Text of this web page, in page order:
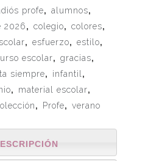
profe, alumnos,
2026, colegio, colores,
, esfuerzo, estilo,
escolar, gracias,
siempre, infantil ,
, material escolar,
, Profe, verano